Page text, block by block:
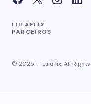
LULAFLIX
PARCEIROS
© 2025 — Lulaflix. All Rights